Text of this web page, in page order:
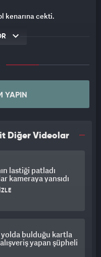
kenarına çekti.
ekipleri sevk edildi.
yangın, araçta
YAPIN
Diğer Videolar
lastiği patladı
kameraya yansıdı
bulduğu kartla
yapan şüpheli